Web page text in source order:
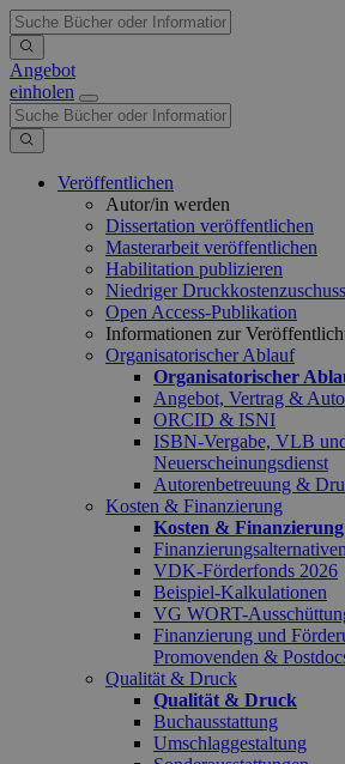
Angebot
einholen
Veröffentlichen
Autor/in werden
Dissertation veröffentlichen
Masterarbeit veröffentlichen
Habilitation publizieren
Niedriger Druckkostenzuschuss
Open Access-Publikation
Informationen zur
Organisatorischer Ablauf
Organisatorischer
Angebot, Vertrag &
ORCID & ISNI
ISBN-Vergabe, VLB
Neuerscheinungsdienst
Autorenbetreuung &
Kosten & Finanzierung
Kosten & Finanzierung
Finanzierungsalternativen
VDK-Förderfonds 2026
Beispiel-Kalkulationen
VG WORT-
Finanzierung und
Promovenden &
Qualität & Druck
Qualität & Druck
Buchausstattung
Umschlaggestaltung